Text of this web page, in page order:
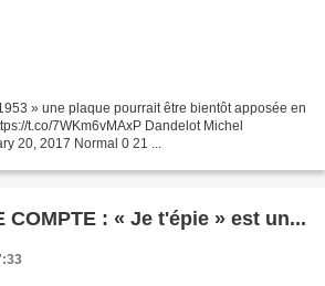
» une plaque pourrait être bientôt apposée en
t.co/7WKm6vMAxP Dandelot Michel
20, 2017 Normal 0 21 ...
COMPTE : « Je t'épie » est un...